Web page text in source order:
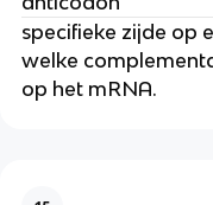
specifieke zijde op
welke
op het mRNA.